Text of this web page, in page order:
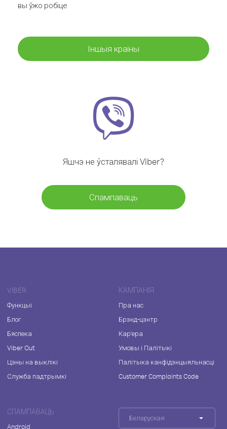
вы ўжо робіце
Іншыя краіны
Яшчэ не ўсталявалі Viber?
Спампаваць
VIBER
Функцыі
Блог
Бяспека
Viber Out
Цэны на выклікі
Служба падтрымкі
КАМПАНІЯ
Пра нас
Брэнд-цэнтр
Кар'ера
Умовы і Палітыкі
Палітыка канфідэнцыяльнасці
Customer Complaints Code
СПАМПАВАЦЬ
Android
Беларуская